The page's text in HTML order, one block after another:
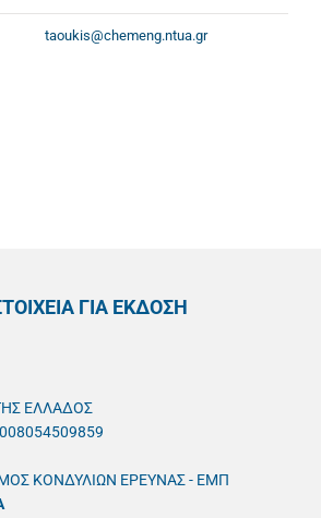
taoukis@chemeng.ntua.gr
ΓΙΑ ΕΚΔΟΣΗ
ΕΛΛΑΔΟΣ
ΚΟΝΔΥΛΙΩΝ ΕΡΕΥΝΑΣ - ΕΜΠ